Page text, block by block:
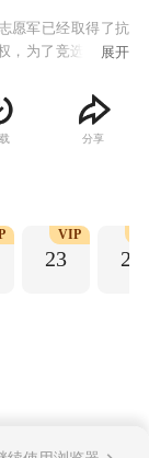
愿军已经取得了抗
，为了竞选声势和
军”对上甘岭发起
合国军”的进攻，
在极其艰苦的环境
易挑衅中国。
展开
分享
23
VIP
24